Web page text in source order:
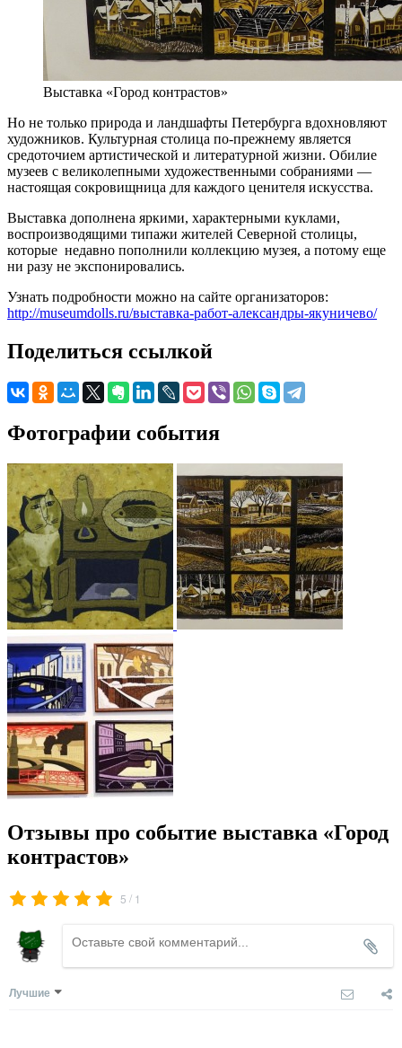
Выставка «Город контрастов»
Но не только природа и ландшафты Петербурга вдохновляют
художников. Культурная столица по-прежнему является
средоточием артистической и литературной жизни. Обилие
музеев с великолепными художественными собраниями —
настоящая сокровищница для каждого ценителя искусства.
Выставка дополнена яркими, характерными куклами,
воспроизводящими типажи жителей Северной столицы,
которые недавно пополнили коллекцию музея, а потому еще
ни разу не экспонировались.
Узнать подробности можно на сайте организаторов:
http://museumdolls.ru/выставка-работ-александры-якуничево/
Поделиться ссылкой
Фотографии события
Отзывы про событие выставка «Город
контрастов»
5 / 1
Лучшие